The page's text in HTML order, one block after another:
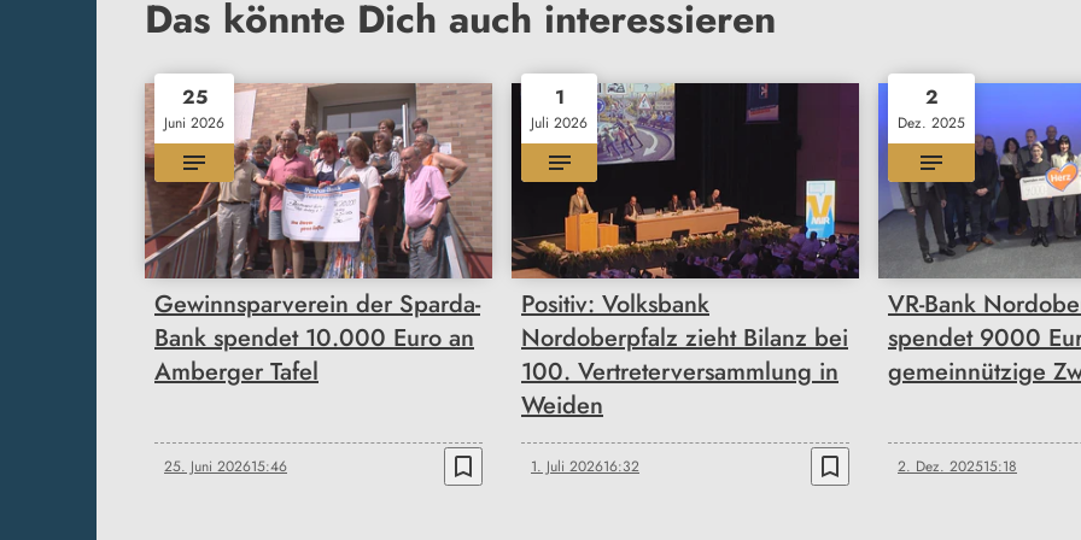
Das könnte Dich auch interessieren
25
Juni 2026
Gewinnsparverein der Sparda-
Bank spendet 10.000 Euro an
Amberger Tafel
25. Juni 202615:46 bookmark_border
1
Juli 2026
Positiv: Volksbank
Nordoberpfalz zieht Bilanz bei
100. Vertreterversammlung in
Weiden
1. Juli 202616:32 bookmark_border
2
Dez. 2025
VR-Bank
spendet 9000
gemeinnützige
2. Dez. 202515:18